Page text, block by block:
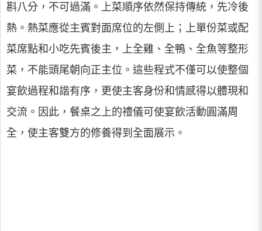
斟八分，不可過滿。上菜順序依然保持傳統，先冷後
熱。熱菜應從主賓對面席位的左側上；上單份菜或配
菜席點和小吃先賓後主，上全雞、全鴨、全魚等整形
菜，不能頭尾朝向正主位。這些程式不僅可以使整個
宴飲過程和諧有序，更使主客身份和情感得以體現和
交流。因此，餐桌之上的禮儀可使宴飲活動圓滿周
全，使主客雙方的修養得到全面展示。